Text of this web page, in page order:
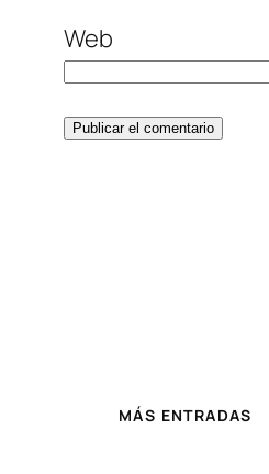
Web
MÁS ENTRADAS